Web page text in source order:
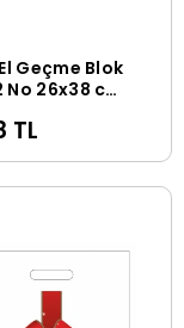
Sepete Ekle
Geçme Blok
No 26x38 cm
TL